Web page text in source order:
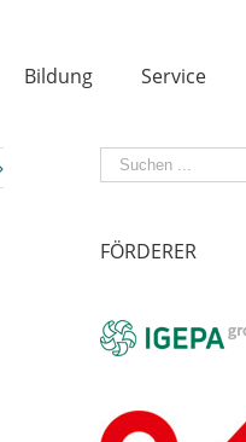
Bildung Service
Suche
nach:
FÖRDERER